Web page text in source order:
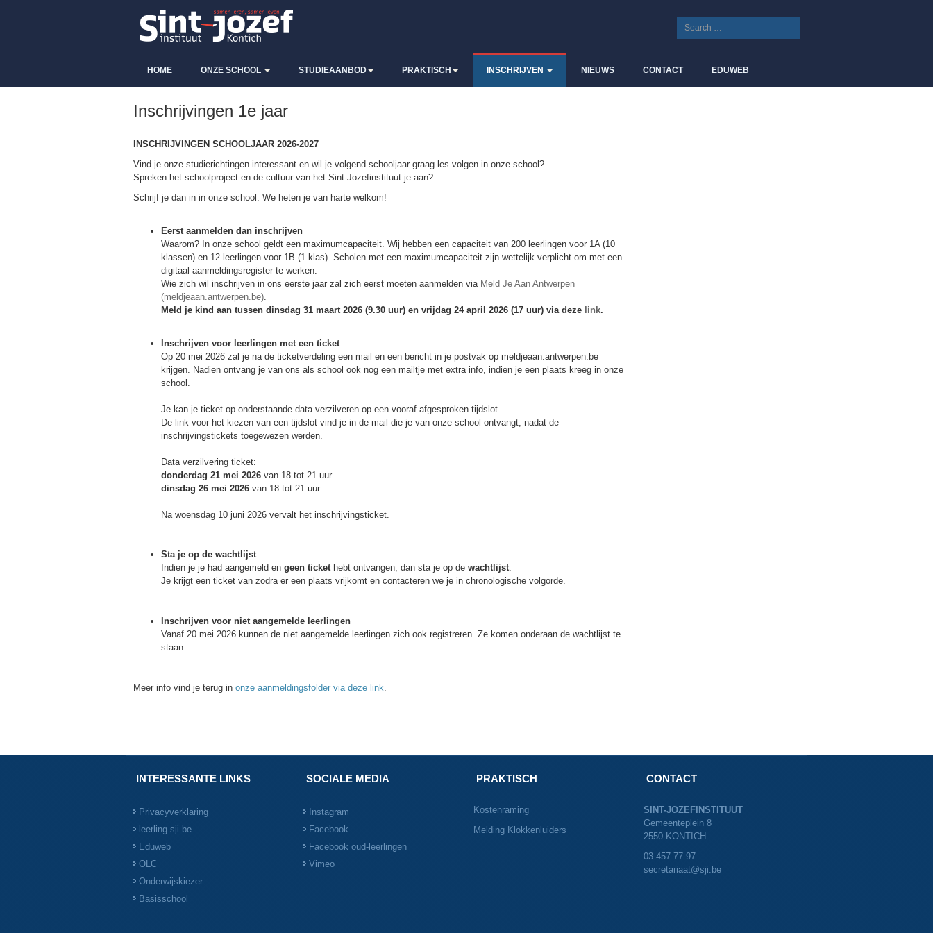
HOME ONZE SCHOOL STUDIEAANBOD PRAKTISCH INSCHRIJVEN NIEUWS CONTACT EDUWEB
Inschrijvingen 1e jaar
INSCHRIJVINGEN SCHOOLJAAR 2026-2027
Vind je onze studierichtingen interessant en wil je volgend schooljaar graag les volgen in onze school?
Spreken het schoolproject en de cultuur van het Sint-Jozefinstituut je aan?
Schrijf je dan in in onze school. We heten je van harte welkom!
Eerst aanmelden dan inschrijven
Waarom? In onze school geldt een maximumcapaciteit. Wij hebben een capaciteit van 200 leerlingen voor 1A (10
klassen) en 12 leerlingen voor 1B (1 klas). Scholen met een maximumcapaciteit zijn wettelijk verplicht om met een
digitaal aanmeldingsregister te werken.
Wie zich wil inschrijven in ons eerste jaar zal zich eerst moeten aanmelden via Meld Je Aan Antwerpen
(meldjeaan.antwerpen.be).
Meld je kind aan tussen dinsdag 31 maart 2026 (9.30 uur) en vrijdag 24 april 2026 (17 uur) via deze link.
Inschrijven voor leerlingen met een ticket
Op 20 mei 2026 zal je na de ticketverdeling een mail en een bericht in je postvak op meldjeaan.antwerpen.be
krijgen. Nadien ontvang je van ons als school ook nog een mailtje met extra info, indien je een plaats kreeg in onze
school.
Je kan je ticket op onderstaande data verzilveren op een vooraf afgesproken tijdslot.
De link voor het kiezen van een tijdslot vind je in de mail die je van onze school ontvangt, nadat de
inschrijvingstickets toegewezen werden.
Data verzilvering ticket:
donderdag 21 mei 2026 van 18 tot 21 uur
dinsdag 26 mei 2026 van 18 tot 21 uur
Na woensdag 10 juni 2026 vervalt het inschrijvingsticket.
Sta je op de wachtlijst
Indien je je had aangemeld en geen tickethebt ontvangen, dan sta je op de wachtlijst.
Je krijgt een ticket van zodra er een plaats vrijkomt en contacteren we je in chronologische volgorde.
Inschrijven voor niet aangemelde leerlingen
Vanaf 20 mei 2026 kunnen de niet aangemelde leerlingen zich ook registreren. Ze komen onderaan de wachtlijst te
staan.
Meer info vind je terug in onze aanmeldingsfolder via deze link.
INTERESSANTE LINKS
Privacyverklaring
leerling.sji.be
Eduweb
OLC
Onderwijskiezer
Basisschool
SOCIALE MEDIA
Instagram
Facebook
Facebook oud-leerlingen
Vimeo
PRAKTISCH
Kostenraming
Melding Klokkenluiders
CONTACT
SINT-JOZEFINSTITUUT
Gemeenteplein 8
2550 KONTICH
03 457 77 97
secretariaat@sji.be